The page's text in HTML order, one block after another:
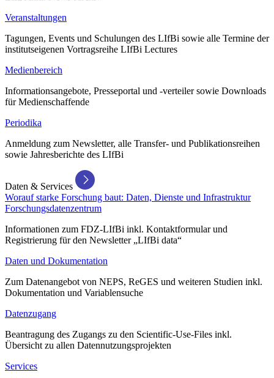
Veranstaltungen
Tagungen, Events und Schulungen des LIfBi sowie alle Termine der
institutseigenen Vortragsreihe LIfBi Lectures
Medienbereich
Informationsangebote, Presseportal und -verteiler sowie Downloads
für Medienschaffende
Periodika
Anmeldung zum Newsletter, alle Transfer- und Publikationsreihen
sowie Jahresberichte des LIfBi
Daten & Services
Worauf starke Forschung baut: Daten, Dienste und Infrastruktur
Forschungsdatenzentrum
Informationen zum FDZ-LIfBi inkl. Kontaktformular und
Registrierung für den Newsletter „LIfBi data“
Daten und Dokumentation
Zum Datenangebot von NEPS, ReGES und weiteren Studien inkl.
Dokumentation und Variablensuche
Datenzugang
Beantragung des Zugangs zu den Scientific-Use-Files inkl.
Übersicht zu allen Datennutzungsprojekten
Services